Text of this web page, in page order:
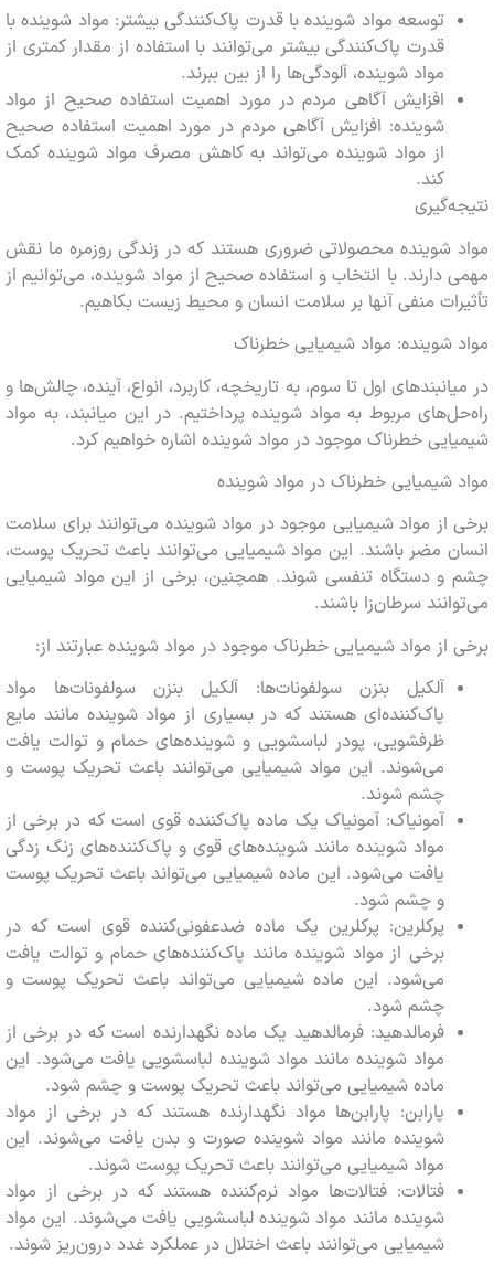
توسعه مواد شوینده با قدرت پاک‌کنندگی بیشتر: مواد شوینده با
قدرت پاک‌کنندگی بیشتر می‌توانند با استفاده از مقدار کمتری از
مواد شوینده، آلودگی‌ها را از بین ببرند.
افزایش آگاهی مردم در مورد اهمیت استفاده صحیح از مواد
شوینده: افزایش آگاهی مردم در مورد اهمیت استفاده صحیح
از مواد شوینده می‌تواند به کاهش مصرف مواد شوینده کمک
شوینده محصولاتی ضروری هستند که در زندگی روزمره ما نقش
با انتخاب و استفاده صحیح از مواد شوینده، می‌توانیم از
منفی آنها بر سلامت انسان و محیط زیست بکاهیم.
شوینده: مواد شیمیایی خطرناک
اول تا سوم، به تاریخچه، کاربرد، انواع، آینده، چالش‌ها و
مربوط به مواد شوینده پرداختیم. در این میانبند، به مواد
خطرناک موجود در مواد شوینده اشاره خواهیم کرد.
شیمیایی خطرناک در مواد شوینده
از مواد شیمیایی موجود در مواد شوینده می‌توانند برای سلامت
مضر باشند. این مواد شیمیایی می‌توانند باعث تحریک پوست،
دستگاه تنفسی شوند. همچنین، برخی از این مواد شیمیایی
سرطان‌زا باشند.
مواد شیمیایی خطرناک موجود در مواد شوینده عبارتند از:
آلکیل بنزن سولفونات‌ها: آلکیل بنزن سولفونات‌ها مواد
پاک‌کننده‌ای هستند که در بسیاری از مواد شوینده مانند مایع
ظرفشویی، پودر لباسشویی و شوینده‌های حمام و توالت یافت
می‌شوند. این مواد شیمیایی می‌توانند باعث تحریک پوست و
چشم شوند.
آمونیاک: آمونیاک یک ماده پاک‌کننده قوی است که در برخی از
مواد شوینده مانند شوینده‌های قوی و پاک‌کننده‌های زنگ زدگی
یافت می‌شود. این ماده شیمیایی می‌تواند باعث تحریک پوست
و چشم شود.
پرکلرین: پرکلرین یک ماده ضدعفونی‌کننده قوی است که در
برخی از مواد شوینده مانند پاک‌کننده‌های حمام و توالت یافت
می‌شود. این ماده شیمیایی می‌تواند باعث تحریک پوست و
چشم شود.
فرمالدهید: فرمالدهید یک ماده نگهدارنده است که در برخی از
مواد شوینده مانند مواد شوینده لباسشویی یافت می‌شود. این
ماده شیمیایی می‌تواند باعث تحریک پوست و چشم شود.
پارابن: پارابن‌ها مواد نگهدارنده هستند که در برخی از مواد
شوینده مانند مواد شوینده صورت و بدن یافت می‌شوند. این
مواد شیمیایی می‌توانند باعث تحریک پوست شوند.
فتالات: فتالات‌ها مواد نرم‌کننده هستند که در برخی از مواد
شوینده مانند مواد شوینده لباسشویی یافت می‌شوند. این مواد
شیمیایی می‌توانند باعث اختلال در عملکرد غدد درون‌ریز شوند.